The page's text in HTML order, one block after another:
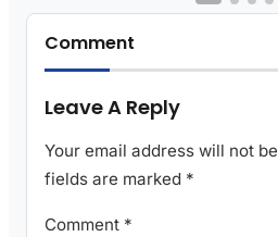
Comment
Leave A Reply
Your email address will not
fields are marked *
Comment *